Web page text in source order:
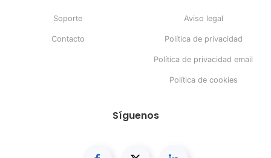
Soporte
Contacto
Aviso legal
Política de privacidad
Política de privacidad email
Política de cookies
Síguenos